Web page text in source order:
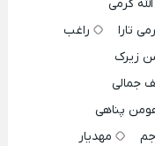
کرمی
تارا
راغب
زیرک
جمالی
پناهی
جم
مهدیار